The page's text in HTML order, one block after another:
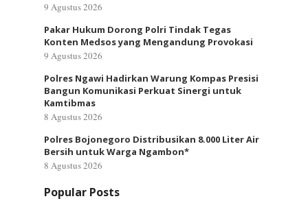
9 Agustus 2026
Pakar Hukum Dorong Polri Tindak Tegas
Konten Medsos yang Mengandung Provokasi
9 Agustus 2026
Polres Ngawi Hadirkan Warung Kompas Presisi
Bangun Komunikasi Perkuat Sinergi untuk
Kamtibmas
8 Agustus 2026
Polres Bojonegoro Distribusikan 8.000 Liter Air
Bersih untuk Warga Ngambon*
8 Agustus 2026
Popular Posts